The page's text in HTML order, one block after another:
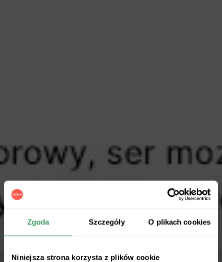
Zgoda Szczegóły O plikach cookies
Niniejsza strona korzysta z plików cookie